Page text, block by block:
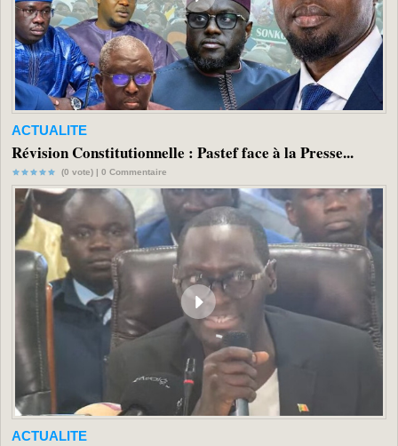
ACTUALITE
Révision Constitutionnelle : Pastef face à la Presse...
(0 vote) | 0 Commentaire
ACTUALITE